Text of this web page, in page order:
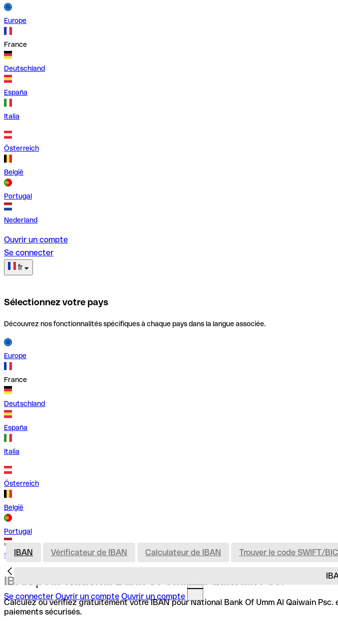
Europe
France
Deutschland
España
Italia
Österreich
België
Portugal
Nederland
Ouvrir un compte
Se connecter
fr
Sélectionnez votre pays
Découvrez nos fonctionnalités spécifiques à chaque pays dans la langue associée.
Europe
France
Deutschland
España
Italia
Österreich
België
Portugal
Nederland
Se connecter Ouvrir un compte Ouvrir un compte
IBAN Vérificateur de IBAN Calculateur de IBAN Trouver le code SWIFT/BIC
IBAN pour National Bank Of Umm Al Qaiwain Psc.
Calculez ou vérifiez gratuitement votre IBAN pour National Bank Of Umm Al Qaiwain
paiements sécurisés.